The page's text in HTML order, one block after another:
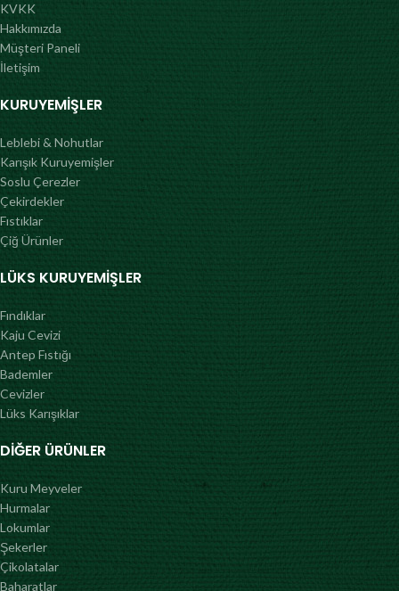
KVKK
Hakkımızda
Müşteri Paneli
İletişim
KURUYEMIŞLER
Leblebi & Nohutlar
Karışık Kuruyemişler
Soslu Çerezler
Çekirdekler
Fıstıklar
Çiğ Ürünler
LÜKS KURUYEMIŞLER
Fındıklar
Kaju Cevizi
Antep Fıstığı
Bademler
Cevizler
Lüks Karışıklar
DIĞER ÜRÜNLER
Kuru Meyveler
Hurmalar
Lokumlar
Şekerler
Çikolatalar
Baharatlar